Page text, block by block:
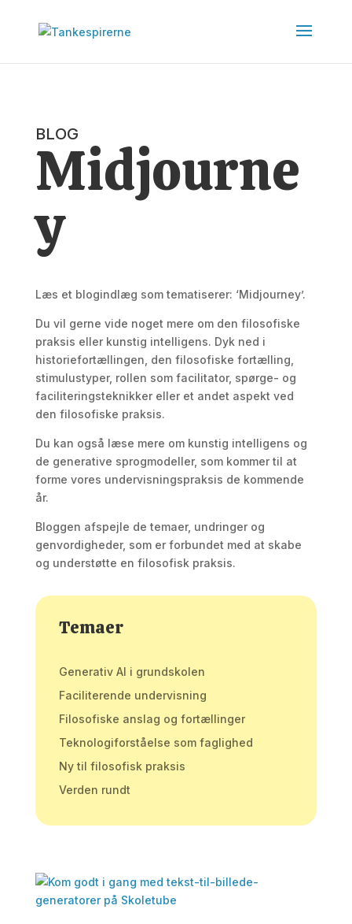
BLOG
Midjourne
y
Læs et blogindlæg som tematiserer: ‘Midjourney’.
Du vil gerne vide noget mere om den filosofiske
praksis eller kunstig intelligens. Dyk ned i
historiefortællingen, den filosofiske fortælling,
stimulustyper, rollen som facilitator, spørge- og
faciliteringsteknikker eller et andet aspekt ved
den filosofiske praksis.
Du kan også læse mere om kunstig intelligens og
de generative sprogmodeller, som kommer til at
forme vores undervisningspraksis de kommende
år.
Bloggen afspejle de temaer, undringer og
genvordigheder, som er forbundet med at skabe
og understøtte en filosofisk praksis.
Temaer
Generativ AI i grundskolen
Faciliterende undervisning
Filosofiske anslag og fortællinger
Teknologiforståelse som faglighed
Ny til filosofisk praksis
Verden rundt